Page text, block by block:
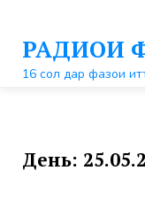
контентуРАДИОИ
16 сол дар фазои
День: